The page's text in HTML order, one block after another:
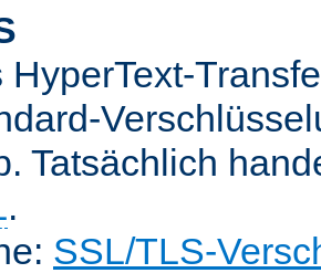
HyperText-
Tatsächlich
.
SSL/TLS-